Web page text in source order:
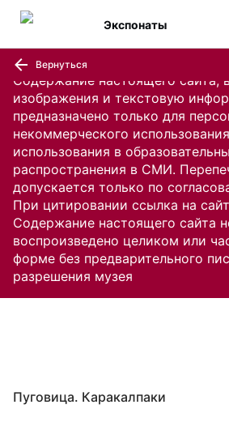
Содержание настоящего сайта,
изображения и текстовую
предназначено только для
некоммерческого
использования в
распространения в СМИ.
допускается только по
При цитировании ссылка на
Содержание настоящего сайта
воспроизведено целиком или
форме без предварительного
разрешения музея
Экспонаты
Вернуться
Пуговица. Каракалпаки